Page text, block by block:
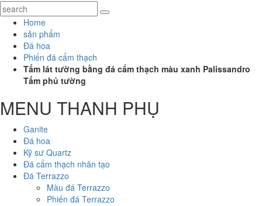
Home
sản phẩm
Đá hoa
Phiến đá cẩm thạch
Tấm lát tường bằng đá cẩm thạch màu xanh Palissandro
Tấm phủ tường
MENU THANH PHỤ
Ganite
Đá hoa
Kỹ sư Quartz
Đá cẩm thạch nhân tạo
Đá Terrazzo
Màu đá Terrazzo
Phiến đá Terrazzo